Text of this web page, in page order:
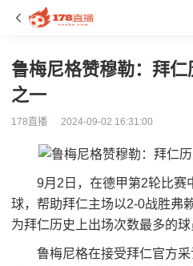
鲁梅尼格赞穆勒：拜
之一
178直播 2024-09-02 16:31:00
9月2日，在德甲第2轮比赛
球，帮助拜仁主场以2-0战胜弗
为拜仁历史上出场次数最多的球
鲁梅尼格在接受拜仁官方采